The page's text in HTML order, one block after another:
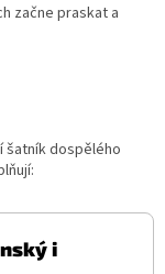
začne praskat a
šatník dospělého
i